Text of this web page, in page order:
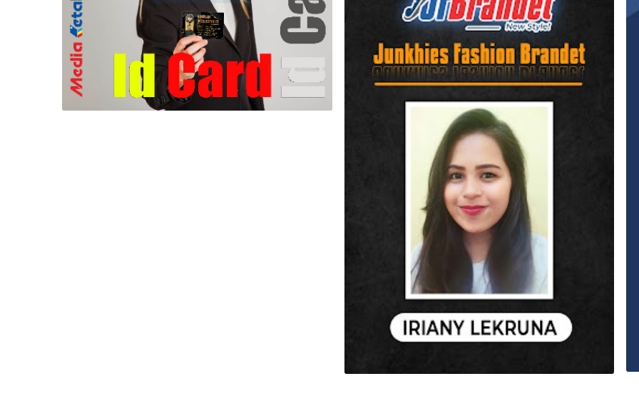
Jasa Pembuatan ID Card Banda Aceh & Medan Murah Berkualitas – Desain Custom & Kirim Seluruh Indonesia